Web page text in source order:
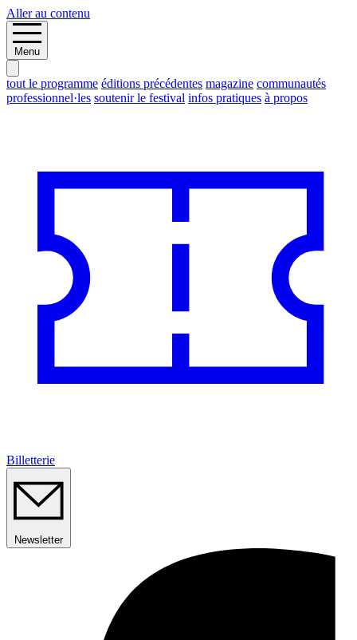
Aller au contenu
Menu
tout le programme éditions précédentes magazine communautés
professionnel·les soutenir le festival infos pratiques à propos
Billetterie
Newsletter